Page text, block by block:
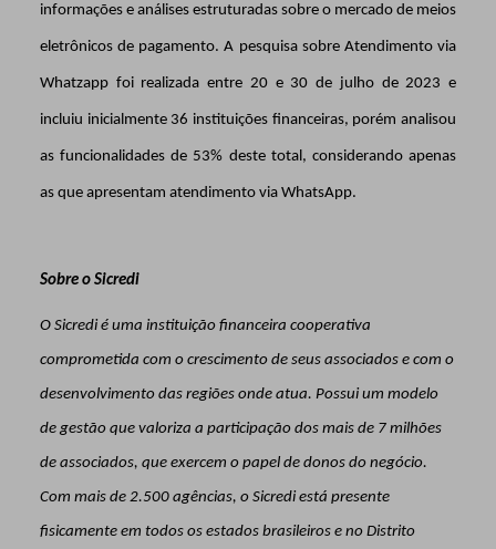
informações e análises estruturadas sobre o mercado de meios
eletrônicos de pagamento. A pesquisa sobre Atendimento via
Whatzapp foi realizada entre 20 e 30 de julho de 2023 e
incluiu inicialmente 36 instituições financeiras, porém analisou
as funcionalidades de 53% deste total, considerando apenas
as que apresentam atendimento via WhatsApp.
Sobre o Sicredi
O Sicredi é uma instituição financeira cooperativa
comprometida com o crescimento de seus associados e com o
desenvolvimento das regiões onde atua. Possui um modelo
de gestão que valoriza a participação dos mais de 7 milhões
de associados, que exercem o papel de donos do negócio.
Com mais de 2.500 agências, o Sicredi está presente
fisicamente em todos os estados brasileiros e no Distrito